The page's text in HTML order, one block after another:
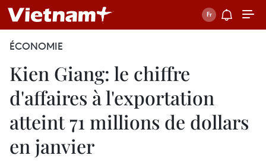
ÉCONOMIE
Kien Giang: le chiffre
d'affaires à l'exportation
atteint 71 millions de dollars
en janvier